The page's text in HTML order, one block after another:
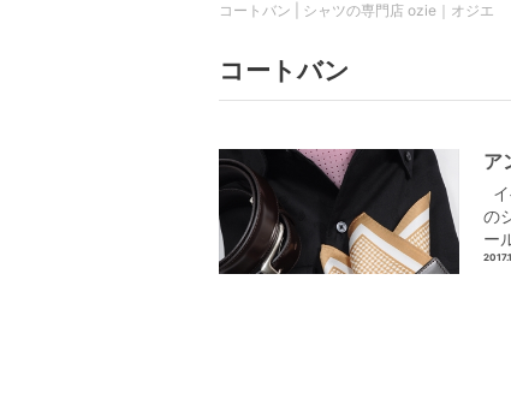
コートバン | シャツの専門店 ozie｜オジエ
コートバン
ア
の
ー